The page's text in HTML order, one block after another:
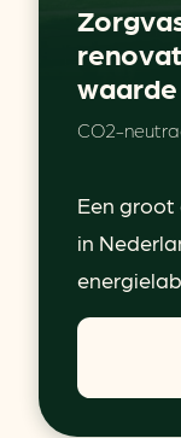
waarde
CO2-
Een
in